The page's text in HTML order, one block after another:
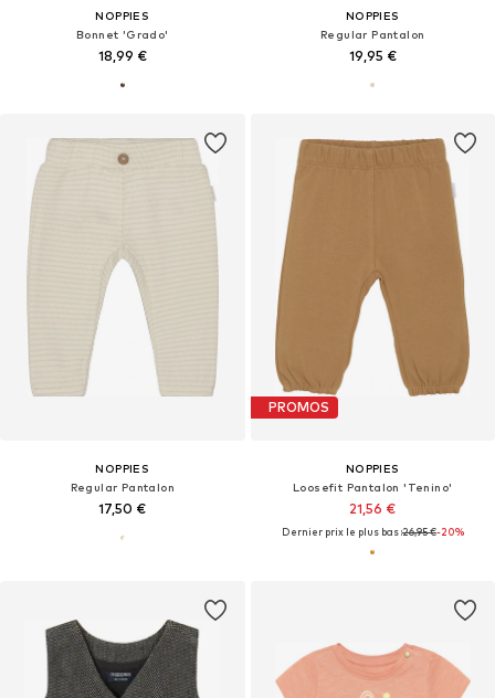
NOPPIES
Bonnet 'Grado'
18,99 €
NOPPIES
Regular Pantalon
19,95 €
NOPPIES
Regular Pantalon
17,50 €
PROMOS
NOPPIES
Loosefit Pantalon 'Tenino'
21,56 €
Dernier prix le plus bas :26,95 €-20%